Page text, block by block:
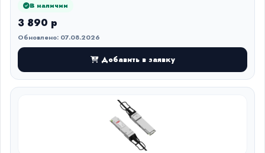
В наличии
3 890 р
Обновлено: 07.08.2026
Добавить в заявку